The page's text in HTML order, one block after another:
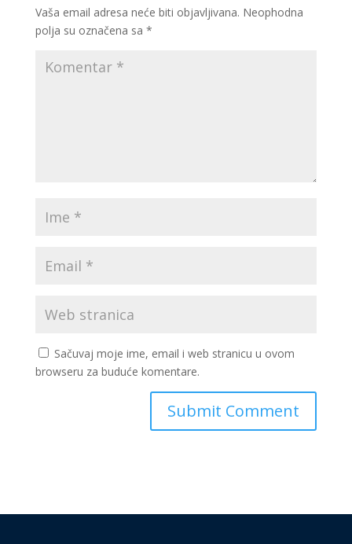
Vaša email adresa neće biti objavljivana. Neophodna
polja su označena sa *
Sačuvaj moje ime, email i web stranicu u ovom
browseru za buduće komentare.